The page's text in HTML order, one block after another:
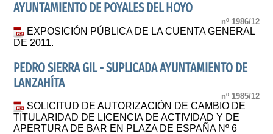
AYUNTAMIENTO DE POYALES DEL HOYO
nº 1986/12
EXPOSICIÓN PÚBLICA DE LA CUENTA GENERAL
DE 2011.
PEDRO SIERRA GIL - SUPLICADA AYUNTAMIENTO DE
LANZAHÍTA
nº 1985/12
SOLICITUD DE AUTORIZACIÓN DE CAMBIO DE
TITULARIDAD DE LICENCIA DE ACTIVIDAD Y DE
APERTURA DE BAR EN PLAZA DE ESPAÑA Nº 6